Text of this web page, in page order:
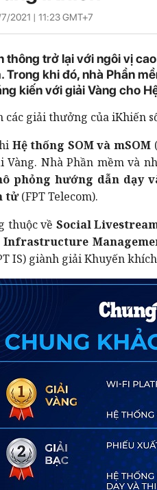
2021 | 11:23GMT+7
thông trở lại với ngôi vị
Trong khi đó, nhà Phần
kiến với giải Vàng cho
các giải thưởng của iKhiến
Hệ thống SOM và mSOM
Vàng. Nhà Phần mềm và
phỏng hướng dẫn dạy
tử(FPT Telecom).
thuộc về Social
Infrastructure
IS) giành giải Khuyến